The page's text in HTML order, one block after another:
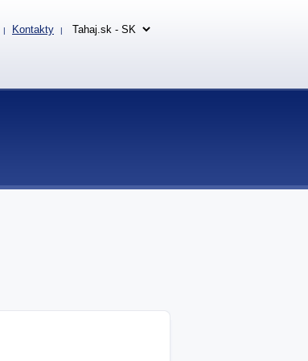
| Kontakty |